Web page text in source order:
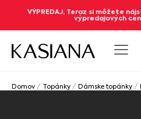
VÝPREDAJ, Teraz si môžete
výpredajových
Domov / Topánky / Dámske topánky /